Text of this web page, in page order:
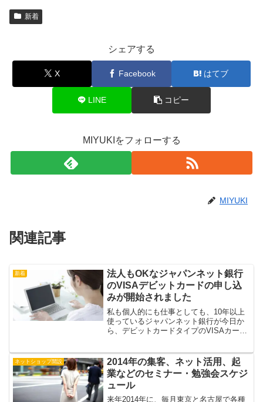
新着
シェアする
X Facebook はてブ
LINE コピー
MIYUKIをフォローする
MIYUKI
関連記事
新着
法人もOKなジャパンネット銀行
のVISAデビットカードの申し込
みが開始されました
私も個人的にも仕事としても、10年以上
使っているジャパンネット銀行が今日か
ら、デビットカードタイプのVISAカード
おきますね。
ネットショップ開設
2014年の集客、ネット活用、起
業などのセミナー・勉強会スケジ
ュール
来年2014年に、毎月東京と名古屋で各種